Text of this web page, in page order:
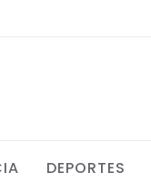
DEPORTES